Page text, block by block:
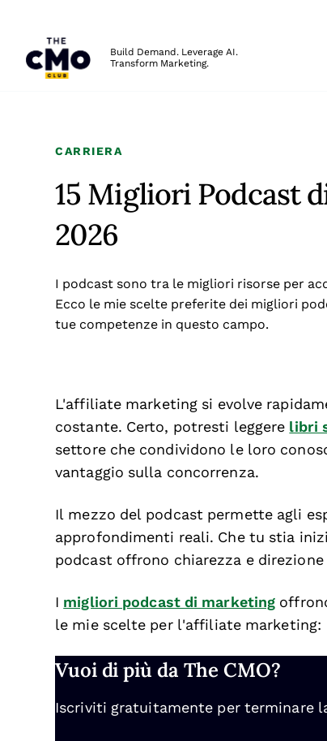
Build Demand. Leverage AI.
Transform Marketing.
CARRIERA
15 Migliori Podcast
2026
I podcast sono tra le migliori risorse per
Ecco le mie scelte preferite dei migliori
tue competenze in questo campo.
L'affiliate marketing si evolve
costante. Certo, potresti leggere libri
settore che condividono le loro
vantaggio sulla concorrenza.
Il mezzo del podcast permette agli
approfondimenti reali. Che tu stia
podcast offrono chiarezza e
I migliori podcast di marketing
le mie scelte per l'affiliate marketing:
Vuoi di più da The CMO?
Iscriviti gratuitamente per terminare